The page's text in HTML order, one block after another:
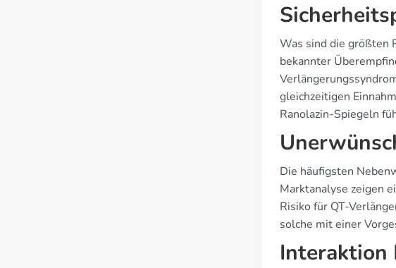
Was sind die größten
bekannter
gleichzeitigen
Ranolazin-Spiegeln
Die häufigsten
Marktanalyse zeigen
Risiko für QT-
solche mit einer
Interaktion